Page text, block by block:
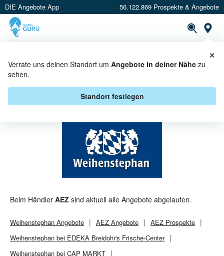
DIE Angebote App 56.122.869 Prospekte & Angebote
Verrate uns deinen Standort um Angebote in deiner Nähe zu
sehen.
Standort festlegen
×
WEIHENSTEPHAN BEI AEZ -
ANGEBOTE & AKTIONEN
Beim Händler AEZ sind aktuell alle Angebote abgelaufen.
Weihenstephan Angebote AEZ Angebote AEZ Prospekte
Weihenstephan bei EDEKA Breidohr's Frische-Center
Weihenstephan bei CAP MARKT